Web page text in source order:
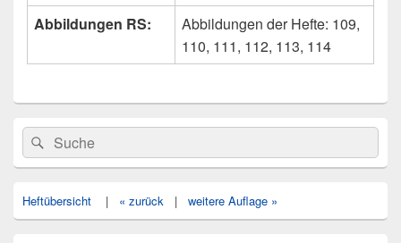
Abbildungen RS:
Abbildungen der Hefte: 109,
110, 111, 112, 113, 114
Primärer
Seitenleisten
Widget-
Bereich
Search
for:
Suche
Heftübersicht | « zurück | weitere Auflage »